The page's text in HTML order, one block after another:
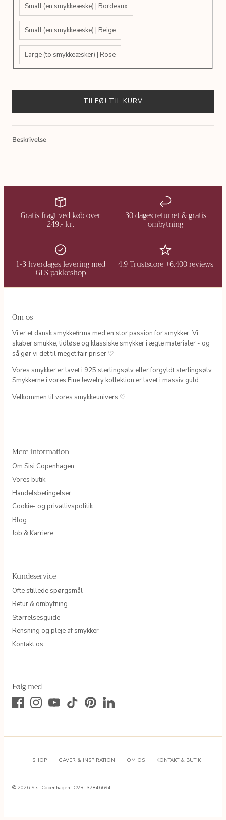
Small (en smykkeæske) | Bordeaux
Small (en smykkeæske) | Beige
Large (to smykkeæsker) | Rose
TILFØJ TIL KURV
Beskrivelse
Gratis fragt ved køb over
249,- kr.
30 dages returret & gratis
ombytning
1-3 hverdages levering med
GLS pakkeshop
4.9 Trustscore +6.400 reviews
Om os
Vi er et dansk smykkefirma med en stor passion for smykker. Vi
skaber smukke, tidløse og klassiske smykker i ægte materialer - og
så gør vi det til meget fair priser ♡
Vores smykker er lavet i 925 sterlingsølv eller forgyldt sterlingsølv.
Smykkerne i vores Fine Jewelry kollektion er lavet i massiv guld.
Velkommen til vores smykkeunivers ♡
Mere information
Om Sisi Copenhagen
Vores butik
Handelsbetingelser
Cookie- og privatlivspolitik
Blog
Job & Karriere
Kundeservice
Ofte stillede spørgsmål
Retur & ombytning
Størrelsesguide
Rensning og pleje af smykker
Kontakt os
Følg med
SHOP GAVER & INSPIRATION OM OS KONTAKT & BUTIK
© 2026 Sisi Copenhagen. CVR: 37846694